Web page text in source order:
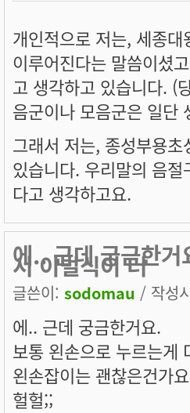
개인적으로 저는, 세종
이루어진다는 말씀이셨
고 생각하고 있습니다. (
음군이나 모음군은 일단
그래서 저는, 종성부용
있습니다. 우리말의 음
다고 생각하고요.
에.. 근데 궁금한
서 이벌식이 더
글쓴이: sodomau / 작성
에.. 근데 궁금한거요.
보통 왼손으로 누르는게
왼손잡이는 괜찮은건가
헐헐;;